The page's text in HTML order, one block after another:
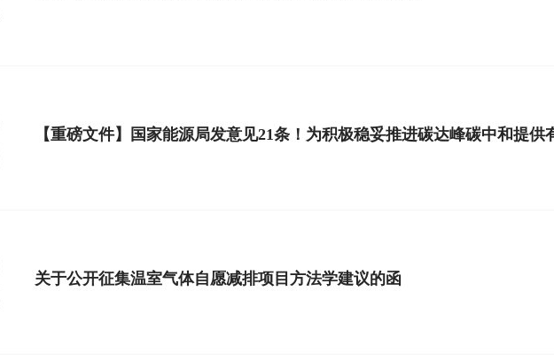
关于公开征集温室气体自愿减排项目方法学建议的函